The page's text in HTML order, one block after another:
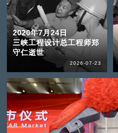
2020年7月24日
三峡工程设计总工程师郑
守仁逝世
2026-07-23